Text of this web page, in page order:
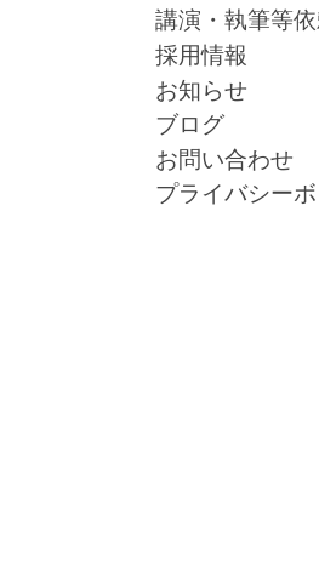
講演・執筆等
採用情報
お知らせ
ブログ
お問い合わせ
プライバシー